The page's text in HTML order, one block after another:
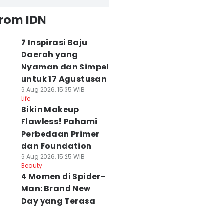
IDN
7 Inspirasi Baju
Daerah yang
Nyaman dan Simpel
untuk 17 Agustusan
6 Aug 2026, 15:35 WIB
Life
Bikin Makeup
Flawless! Pahami
Perbedaan Primer
dan Foundation
6 Aug 2026, 15:25 WIB
Beauty
4 Momen di Spider-
Man: Brand New
Day yang Terasa